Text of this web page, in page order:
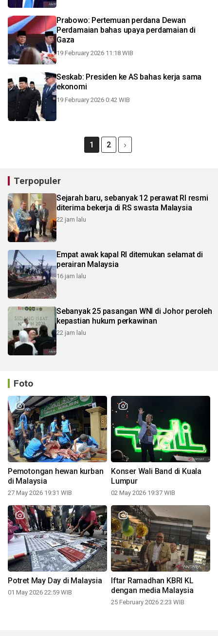
Prabowo: Pertemuan perdana Dewan
Perdamaian bahas upaya perdamaian di
Gaza
19 February 2026 11:18 WIB
Seskab: Presiden ke AS bahas kerja sama
ekonomi
19 February 2026 0:42 WIB
1 2
Terpopuler
Sejarah baru, sebanyak 12 perawat RI resmi
diterima bekerja di RS swasta Malaysia
22 jam lalu
Empat awak kapal RI ditemukan selamat di
perairan Malaysia
16 jam lalu
Sebanyak 25 pasangan WNI di Johor peroleh
kepastian hukum perkawinan
22 jam lalu
Foto
Pemotongan hewan kurban
di Malaysia
27 May 2026 19:31 WIB
Konser Wali Band di Kuala
Lumpur
02 May 2026 19:37 WIB
Potret May Day di Malaysia
01 May 2026 22:59 WIB
Iftar Ramadhan KBRI KL
dengan media Malaysia
25 February 2026 2:23 WIB